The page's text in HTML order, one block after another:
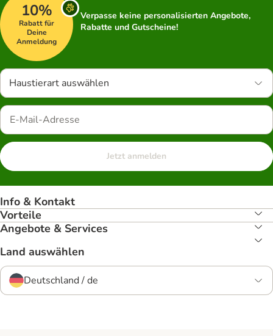
10%
Rabatt für
Deine
Anmeldung
Verpasse keine personalisierten Angebote,
Rabatte und Gutscheine!
Haustierart auswählen
Jetzt anmelden
Info & Kontakt
Vorteile
Angebote & Services
Land auswählen
Deutschland / de